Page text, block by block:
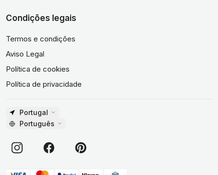
Condições legais
Termos e condições
Aviso Legal
Política de cookies
Política de privacidade
Portugal
Português